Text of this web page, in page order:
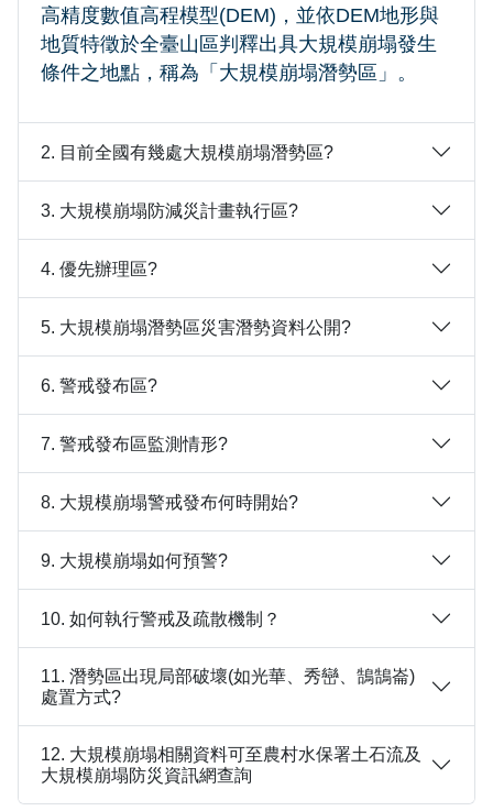
高精度數值高程模型(DEM)，並依DEM地形與
地質特徵於全臺山區判釋出具大規模崩塌發生
條件之地點，稱為「大規模崩塌潛勢區」。
2. 目前全國有幾處大規模崩塌潛勢區?
3. 大規模崩塌防減災計畫執行區?
4. 優先辦理區?
5. 大規模崩塌潛勢區災害潛勢資料公開?
6. 警戒發布區?
7. 警戒發布區監測情形?
8. 大規模崩塌警戒發布何時開始?
9. 大規模崩塌如何預警?
10. 如何執行警戒及疏散機制？
11. 潛勢區出現局部破壞(如光華、秀巒、鵠鵠崙)
處置方式?
12. 大規模崩塌相關資料可至農村水保署土石流及
大規模崩塌防災資訊網查詢